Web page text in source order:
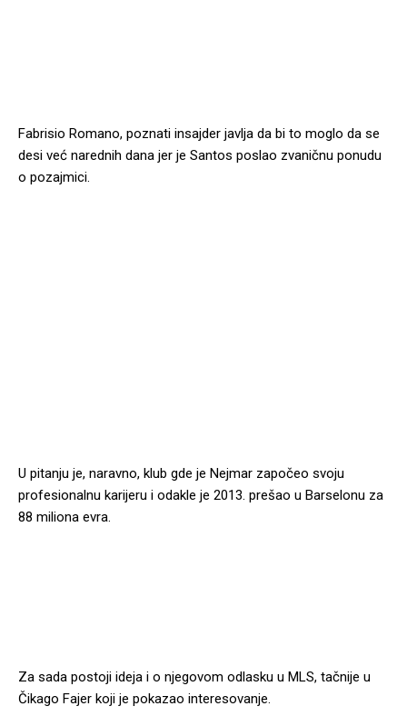
Fabrisio Romano, poznati insajder javlja da bi to moglo da se
desi već narednih dana jer je Santos poslao zvaničnu ponudu
o pozajmici.
U pitanju je, naravno, klub gde je Nejmar započeo svoju
profesionalnu karijeru i odakle je 2013. prešao u Barselonu za
88 miliona evra.
Za sada postoji ideja i o njegovom odlasku u MLS, tačnije u
Čikago Fajer koji je pokazao interesovanje.